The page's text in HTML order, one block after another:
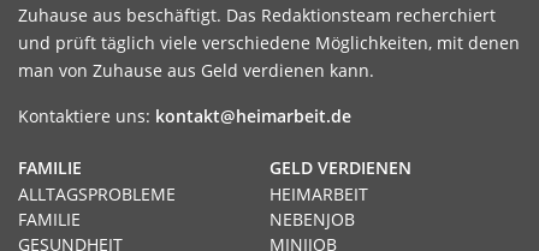
Zuhause aus beschäftigt. Das Redaktionsteam recherchiert
und prüft täglich viele verschiedene Möglichkeiten, mit denen
man von Zuhause aus Geld verdienen kann.
Kontaktiere uns: kontakt@heimarbeit.de
GELD VERDIENEN
HEIMARBEIT
NEBENJOB
MINIJOB
FAMILIE
ALLTAGSPROBLEME
FAMILIE
GESUNDHEIT